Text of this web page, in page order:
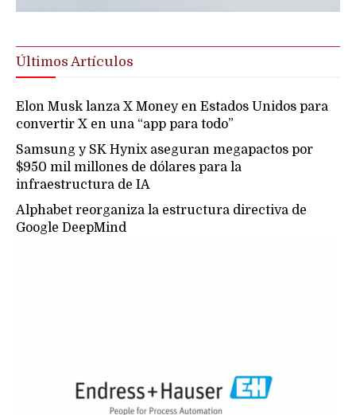
Últimos Artículos
Elon Musk lanza X Money en Estados Unidos para
convertir X en una “app para todo”
Samsung y SK Hynix aseguran megapactos por
$950 mil millones de dólares para la
infraestructura de IA
Alphabet reorganiza la estructura directiva de
Google DeepMind